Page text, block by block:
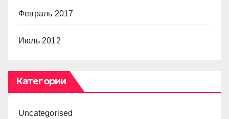
Февраль 2017
Июль 2012
Категории
Uncategorised